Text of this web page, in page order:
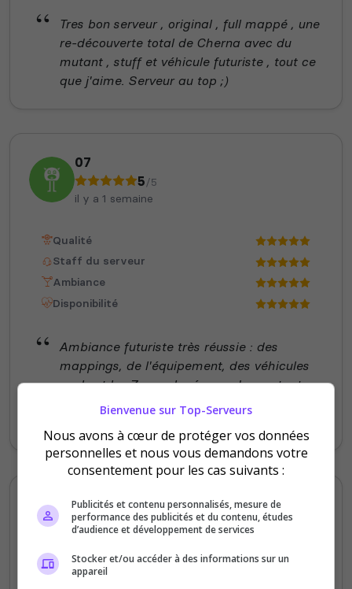
Tres bon serveur , original , full mappé , une
re-découverte total de Cherna avec du
mutant , stuff et véhicule futuriste , tout ce
que j'aime. Serveur au top ;)
07
5/5
il y a 1 semaine
Qualité
Staff du serveur
Ambiance
Disponibilité
Ambiance futuriste très réussie : des
mappings, de l'équipement, des véhicules
cools et les Z remplacés par des mutants
bien flippants, des quêtes, des IAs ... C'est
très challengeant ! J'adore !
Elerynna_22
4/5
Qualité
Bienvenue sur Top-Serveurs
Nous avons à cœur de protéger vos données
personnelles et nous vous demandons votre
consentement pour les cas suivants :
Publicités et contenu personnalisés, mesure de
performance des publicités et du contenu, études
d’audience et développement de services
Stocker et/ou accéder à des informations sur un
appareil